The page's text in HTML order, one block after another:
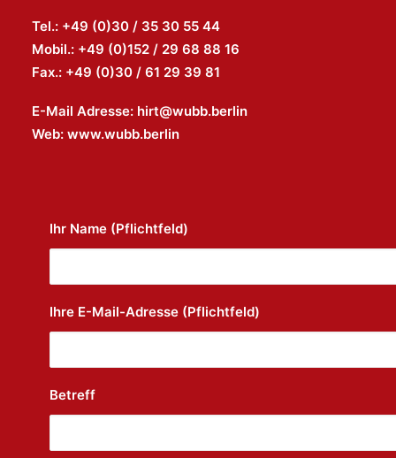
Tel.: +49 (0)30 / 35 30 55 44
Mobil.: +49 (0)152 / 29 68 88 16
Fax.: +49 (0)30 / 61 29 39 81
E-Mail Adresse: hirt@wubb.berlin
Web: www.wubb.berlin
Ihr Name (Pflichtfeld)
Ihre E-Mail-Adresse (Pflichtfeld)
Betreff